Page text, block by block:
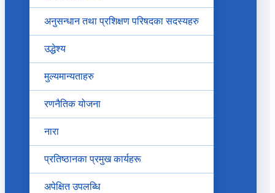
अनुसन्धान तथा प्रशिक्षण परिषदका सदस्यहरु
उद्धेश्य
मुल्यमान्यताहरु
रणनैतिक योजना
नारा
प्रतिष्ठानका प्रमुख कार्यहरू
अपेक्षित उपलब्धि